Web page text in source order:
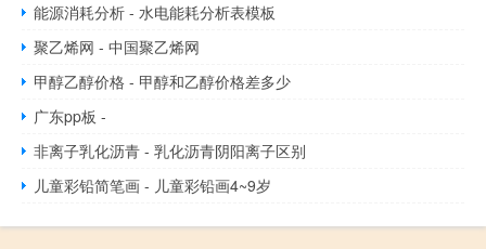
能源消耗分析 - 水电能耗分析表模板
聚乙烯网 - 中国聚乙烯网
甲醇乙醇价格 - 甲醇和乙醇价格差多少
广东pp板 -
非离子乳化沥青 - 乳化沥青阴阳离子区别
儿童彩铅简笔画 - 儿童彩铅画4~9岁